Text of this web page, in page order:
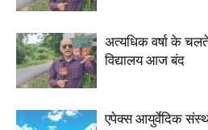
अत्यधिक वर्षा के
विद्यालय आज बंद
एपेक्स आयुर्वेदिक